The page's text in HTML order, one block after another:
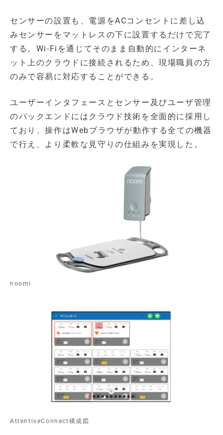
センサーの設置も、電源をACコンセントに差し込
みセンサーをマットレスの下に設置するだけで完了
する。Wi-Fiを通じてそのまま自動的にインターネ
ット上のクラウドに接続されるため、現場職員の方
のみで容易に対応することができる。
ユーザーインタフェースとセンサー及びユーザ管理
のバックエンドにはクラウド技術を全面的に採用し
ており、操作はWebブラウザが動作する全ての機器
で行え、より柔軟な見守りの仕組みを実現した。
noomi
AttentiveConnect構成図